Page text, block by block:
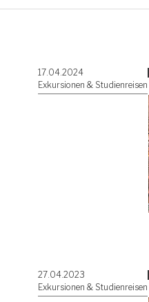
Veröffentlicht
am
17.04.2024
Exkursionen & Studienreisen
Veröffentlicht
am
27.04.2023
Exkursionen & Studienreisen